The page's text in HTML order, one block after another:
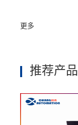
更多
推荐产品